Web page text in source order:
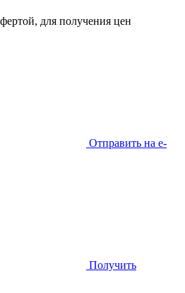
для получения цен
Отправить на e-
Получить